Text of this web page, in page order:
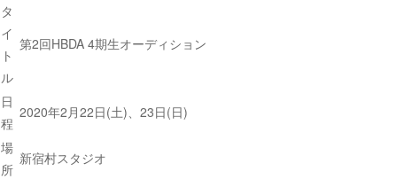
タ
イ
ト
ル
第2回HBDA 4期生オーディション
日
程
2020年2月22日(土)、23日(日)
場
所
新宿村スタジオ